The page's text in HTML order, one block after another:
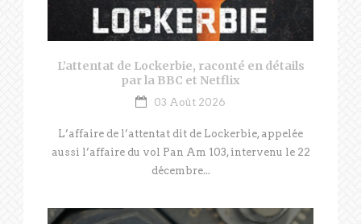
L’attentat de Lockerbie, raconté en détails
par la BBC et Netflix
03 Août 2026
L’affaire de l’attentat dit de Lockerbie, appelée
aussi l’affaire du vol Pan Am 103, intervenu le 22
décembre...